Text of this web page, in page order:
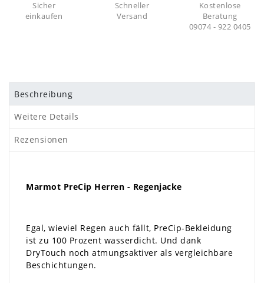
Sicher
einkaufen
Schneller
Versand
Kostenlose
Beratung
09074 - 922 0405
Beschreibung
Weitere Details
Rezensionen
Marmot PreCip Herren - Regenjacke
Egal, wieviel Regen auch fällt, PreCip-Bekleidung
ist zu 100 Prozent wasserdicht. Und dank
DryTouch noch atmungsaktiver als vergleichbare
Beschichtungen.